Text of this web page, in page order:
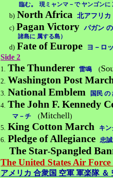
臨む。現ミャンマ－で ヤンゴンに
b) North Africa
北アフリカ
c)Pagan Victory パガン
諸島に 属する島）
d) Fate of Europe ヨ－ロ
Side 2
1. The Thunderer 雷鳴 (
2. Washington Post
3. National Emblem
国民 の
4. The John F. Kennedy
マ－チ (Mitchell)
5. King Cotton March
キ
6. Pledge of Allegiance 忠
The Star-Spangled
The United States Air
アメリカ 合衆国 空軍 軍楽隊 ＆